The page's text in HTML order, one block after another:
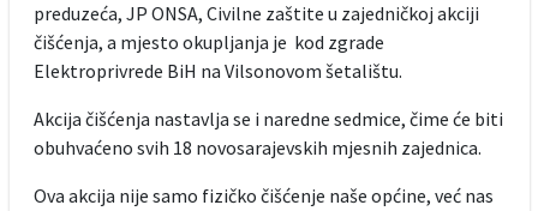
preduzeća, JP ONSA, Civilne zaštite u zajedničkoj akciji
čišćenja, a mjesto okupljanja je kod zgrade
Elektroprivrede BiH na Vilsonovom šetalištu.
Akcija čišćenja nastavlja se i naredne sedmice, čime će biti
obuhvaćeno svih 18 novosarajevskih mjesnih zajednica.
Ova akcija nije samo fizičko čišćenje naše općine, već nas